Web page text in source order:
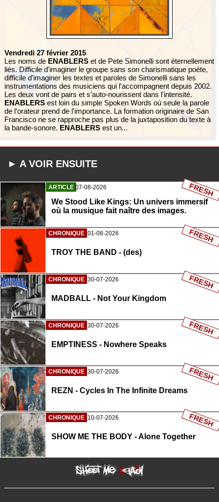
Vendredi 27 février 2015
Les noms de ENABLERSet de Pete Simonelli sont éternellement
liés. Difficile d'imaginer le groupe sans son charismatique poète,
difficile d'imaginer les textes et paroles de Simonelli sans les
instrumentations des musiciens qui l'accompagnent depuis 2002.
Les deux vont de pairs et s’auto-nourissent dans l'intensité.
ENABLERSest loin du simple Spoken Words où seule la parole
de l'orateur prend de l'importance. La formation originaire de San
Francisco ne se rapproche pas plus de la juxtaposition du texte à
la bande-sonore. ENABLERSest un...
► A VOIR ENSUITE
ARTICLE 07-08-2026
We Stood Like Kings: Un univers immersif
où la musique fait naître des images.
FRESH
CHRONIQUE 01-08-2026
TROY THE BAND - (des)
FRESH
CHRONIQUE 30-07-2026
MADBALL - Not Your Kingdom
FRESH
CHRONIQUE 30-07-2026
EMPTINESS - Nowhere Speaks
FRESH
CHRONIQUE 30-07-2026
REZN - Cycles In The Infinite Dreams
FRESH
CHRONIQUE 10-07-2026
SHOW ME THE BODY - Alone Together
FRESH